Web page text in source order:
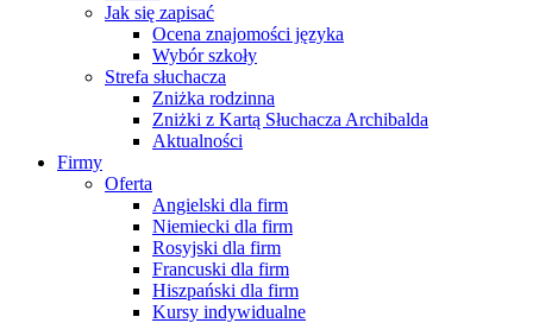
Jak się zapisać
Ocena znajomości języka
Wybór szkoły
Strefa słuchacza
Zniżka rodzinna
Zniżki z Kartą Słuchacza Archibalda
Aktualności
Firmy
Oferta
Angielski dla firm
Niemiecki dla firm
Rosyjski dla firm
Francuski dla firm
Hiszpański dla firm
Kursy indywidualne